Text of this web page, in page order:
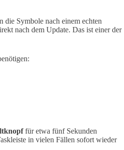
die Symbole nach einem echten
nach dem Update. Das ist einer der
für etwa fünf Sekunden
in vielen Fällen sofort wieder